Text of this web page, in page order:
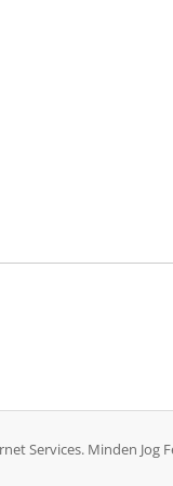
Services. Minden Jog